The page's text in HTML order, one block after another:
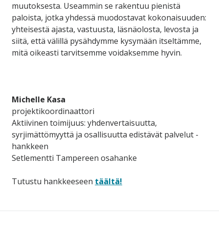
muutoksesta. Useammin se rakentuu pienistä
paloista, jotka yhdessä muodostavat kokonaisuuden:
yhteisestä ajasta, vastuusta, läsnäolosta, levosta ja
siitä, että välillä pysähdymme kysymään itseltämme,
mitä oikeasti tarvitsemme voidaksemme hyvin.
Michelle Kasa
projektikoordinaattori
Aktiivinen toimijuus: yhdenvertaisuutta,
syrjimättömyyttä ja osallisuutta edistävät palvelut -
hankkeen
Setlementti Tampereen osahanke
Tutustu hankkeeseen täältä!